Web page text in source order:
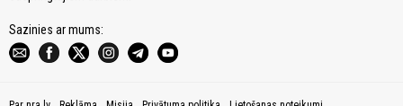
Sazinies ar mums: